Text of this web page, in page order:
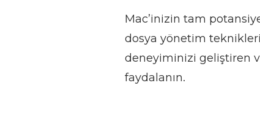
Mac’inizin tam
dosya yönetim
deneyiminizi geliştiren
faydalanın.